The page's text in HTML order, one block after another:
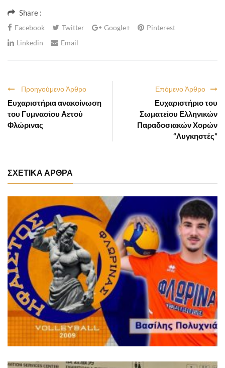
Share :
Facebook Twitter Google+
Pinterest
Linkedin
Email
Επόμενο Άρθρο
Ευχαριστήριο του
Σωματείου Ελληνικών
Παραδοσιακών Χορών
“Λυγκηστές”
Προηγούμενο Άρθρο
Ευχαριστήρια ανακοίνωση
του Γυμνασίου Αετού
Φλώρινας
ΣΧΕΤΙΚΑ ΑΡΘΡΑ